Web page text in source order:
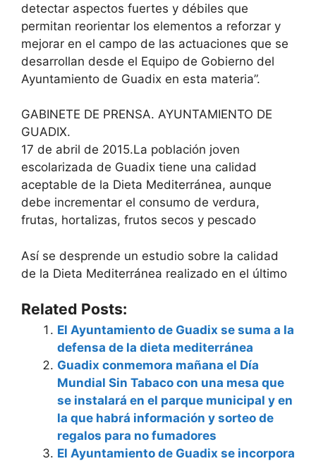
detectar aspectos fuertes y débiles que
permitan reorientar los elementos a reforzar y
mejorar en el campo de las actuaciones que se
desarrollan desde el Equipo de Gobierno del
Ayuntamiento de Guadix en esta materia”.
GABINETE DE PRENSA. AYUNTAMIENTO DE
GUADIX.
17 de abril de 2015.La población joven
escolarizada de Guadix tiene una calidad
aceptable de la Dieta Mediterránea, aunque
debe incrementar el consumo de verdura,
frutas, hortalizas, frutos secos y pescado
Así se desprende un estudio sobre la calidad
de la Dieta Mediterránea realizado en el último
Related Posts:
El Ayuntamiento de Guadix se suma a la
defensa de la dieta mediterránea
Guadix conmemora mañana el Día
Mundial Sin Tabaco con una mesa que
se instalará en el parque municipal y en
la que habrá información y sorteo de
regalos para no fumadores
El Ayuntamiento de Guadix se incorpora